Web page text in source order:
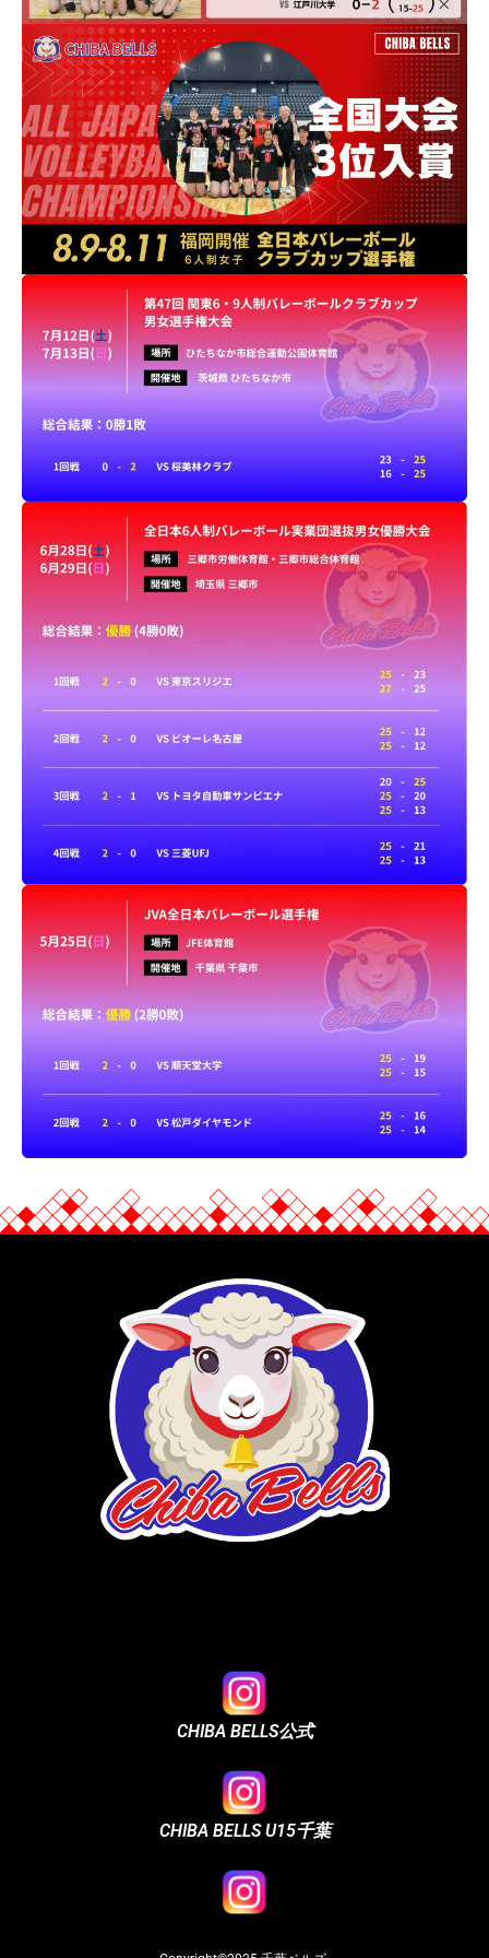
CHIBA BELLS公式
CHIBA BELLS U15千葉